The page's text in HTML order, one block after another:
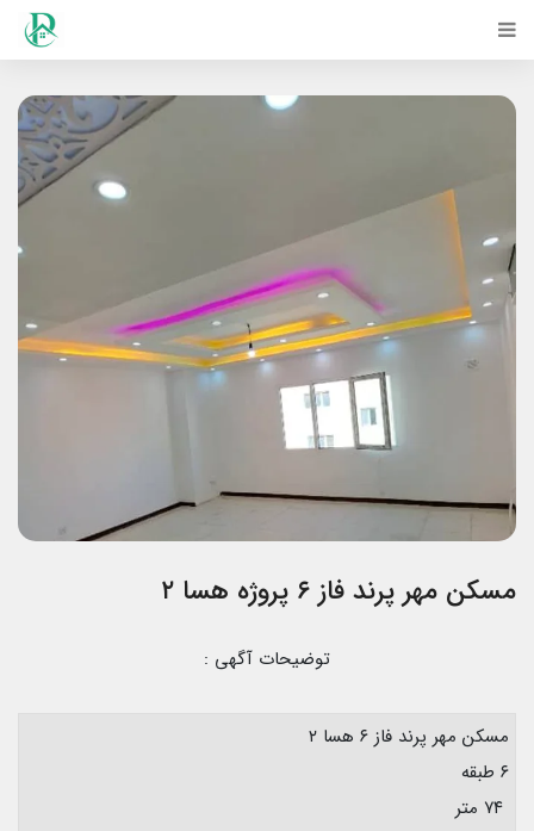
مسکن مهر پرند فاز ۶ پروژه هسا ۲
توضیحات آگهی :
مسکن مهر پرند فاز ۶ هسا ۲
۶ طبقه